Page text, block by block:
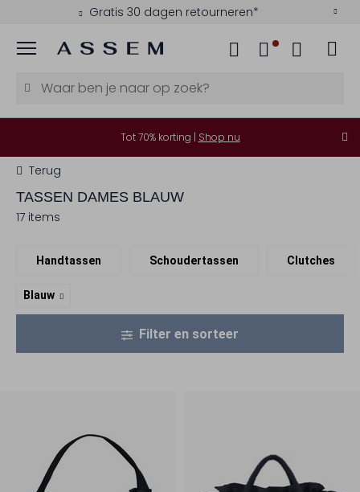
Gratis 30 dagen retourneren*
Menu
Tot 70% korting | Shop nu
Terug
TASSEN DAMES BLAUW
17 items
Handtassen Schoudertassen Clutches
Blauw
Filter en sorteer